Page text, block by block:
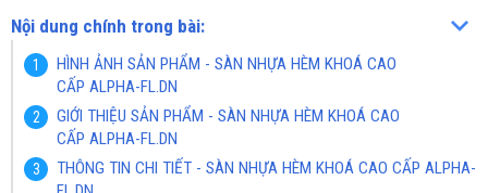
Nội dung chính trong bài:
HÌNH ẢNH SẢN PHẨM - SÀN NHỰA HÈM KHOÁ CAO
CẤP ALPHA-FL.DN
GIỚI THIỆU SẢN PHẨM - SÀN NHỰA HÈM KHOÁ CAO
CẤP ALPHA-FL.DN
THÔNG TIN CHI TIẾT - SÀN NHỰA HÈM KHOÁ CAO CẤP ALPHA-